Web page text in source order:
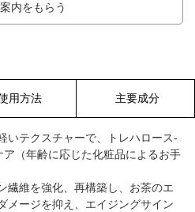
内をもらう
用方法 主要成分
いテクスチャーで、トレハロース-
（年齢に応じた化粧品によるお手
繊維を強化、再構築し、お茶のエ
メージを抑え、エイジングサイン